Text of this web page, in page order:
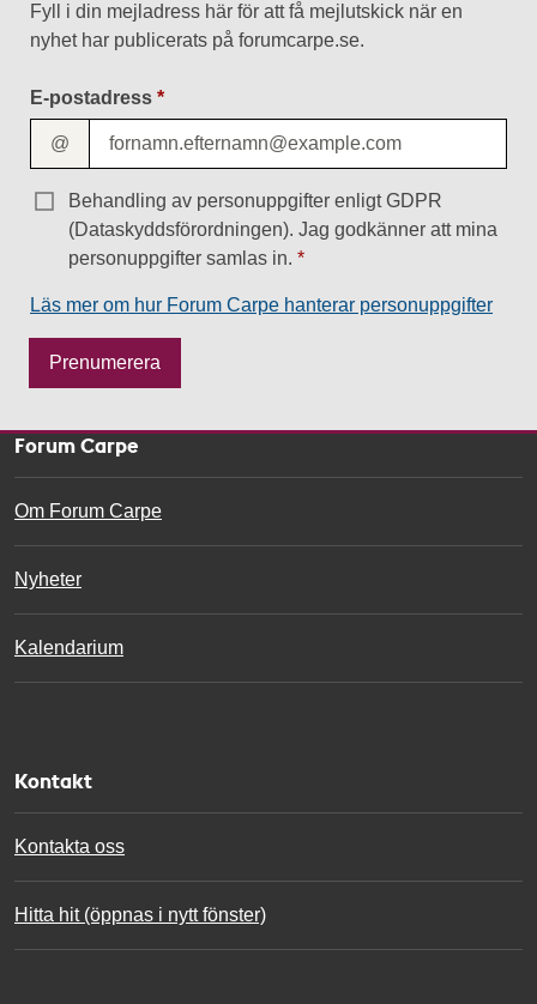
Fyll i din mejladress här för att få mejlutskick när en
nyhet har publicerats på forumcarpe.se.
E-postadress
@
Behandling av personuppgifter enligt GDPR
(Dataskyddsförordningen). Jag godkänner att mina
personuppgifter samlas in.
Läs mer om hur Forum Carpe hanterar personuppgifter
s
e
Prenumerera
Forum Carpe
Om Forum Carpe
Nyheter
Kalendarium
Kontakt
Kontakta oss
Hitta hit (öppnas i nytt fönster)